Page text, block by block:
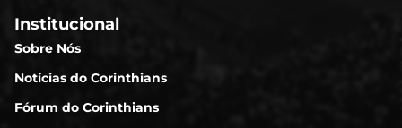
Institucional
Sobre Nós
Notícias do Corinthians
Fórum do Corinthians